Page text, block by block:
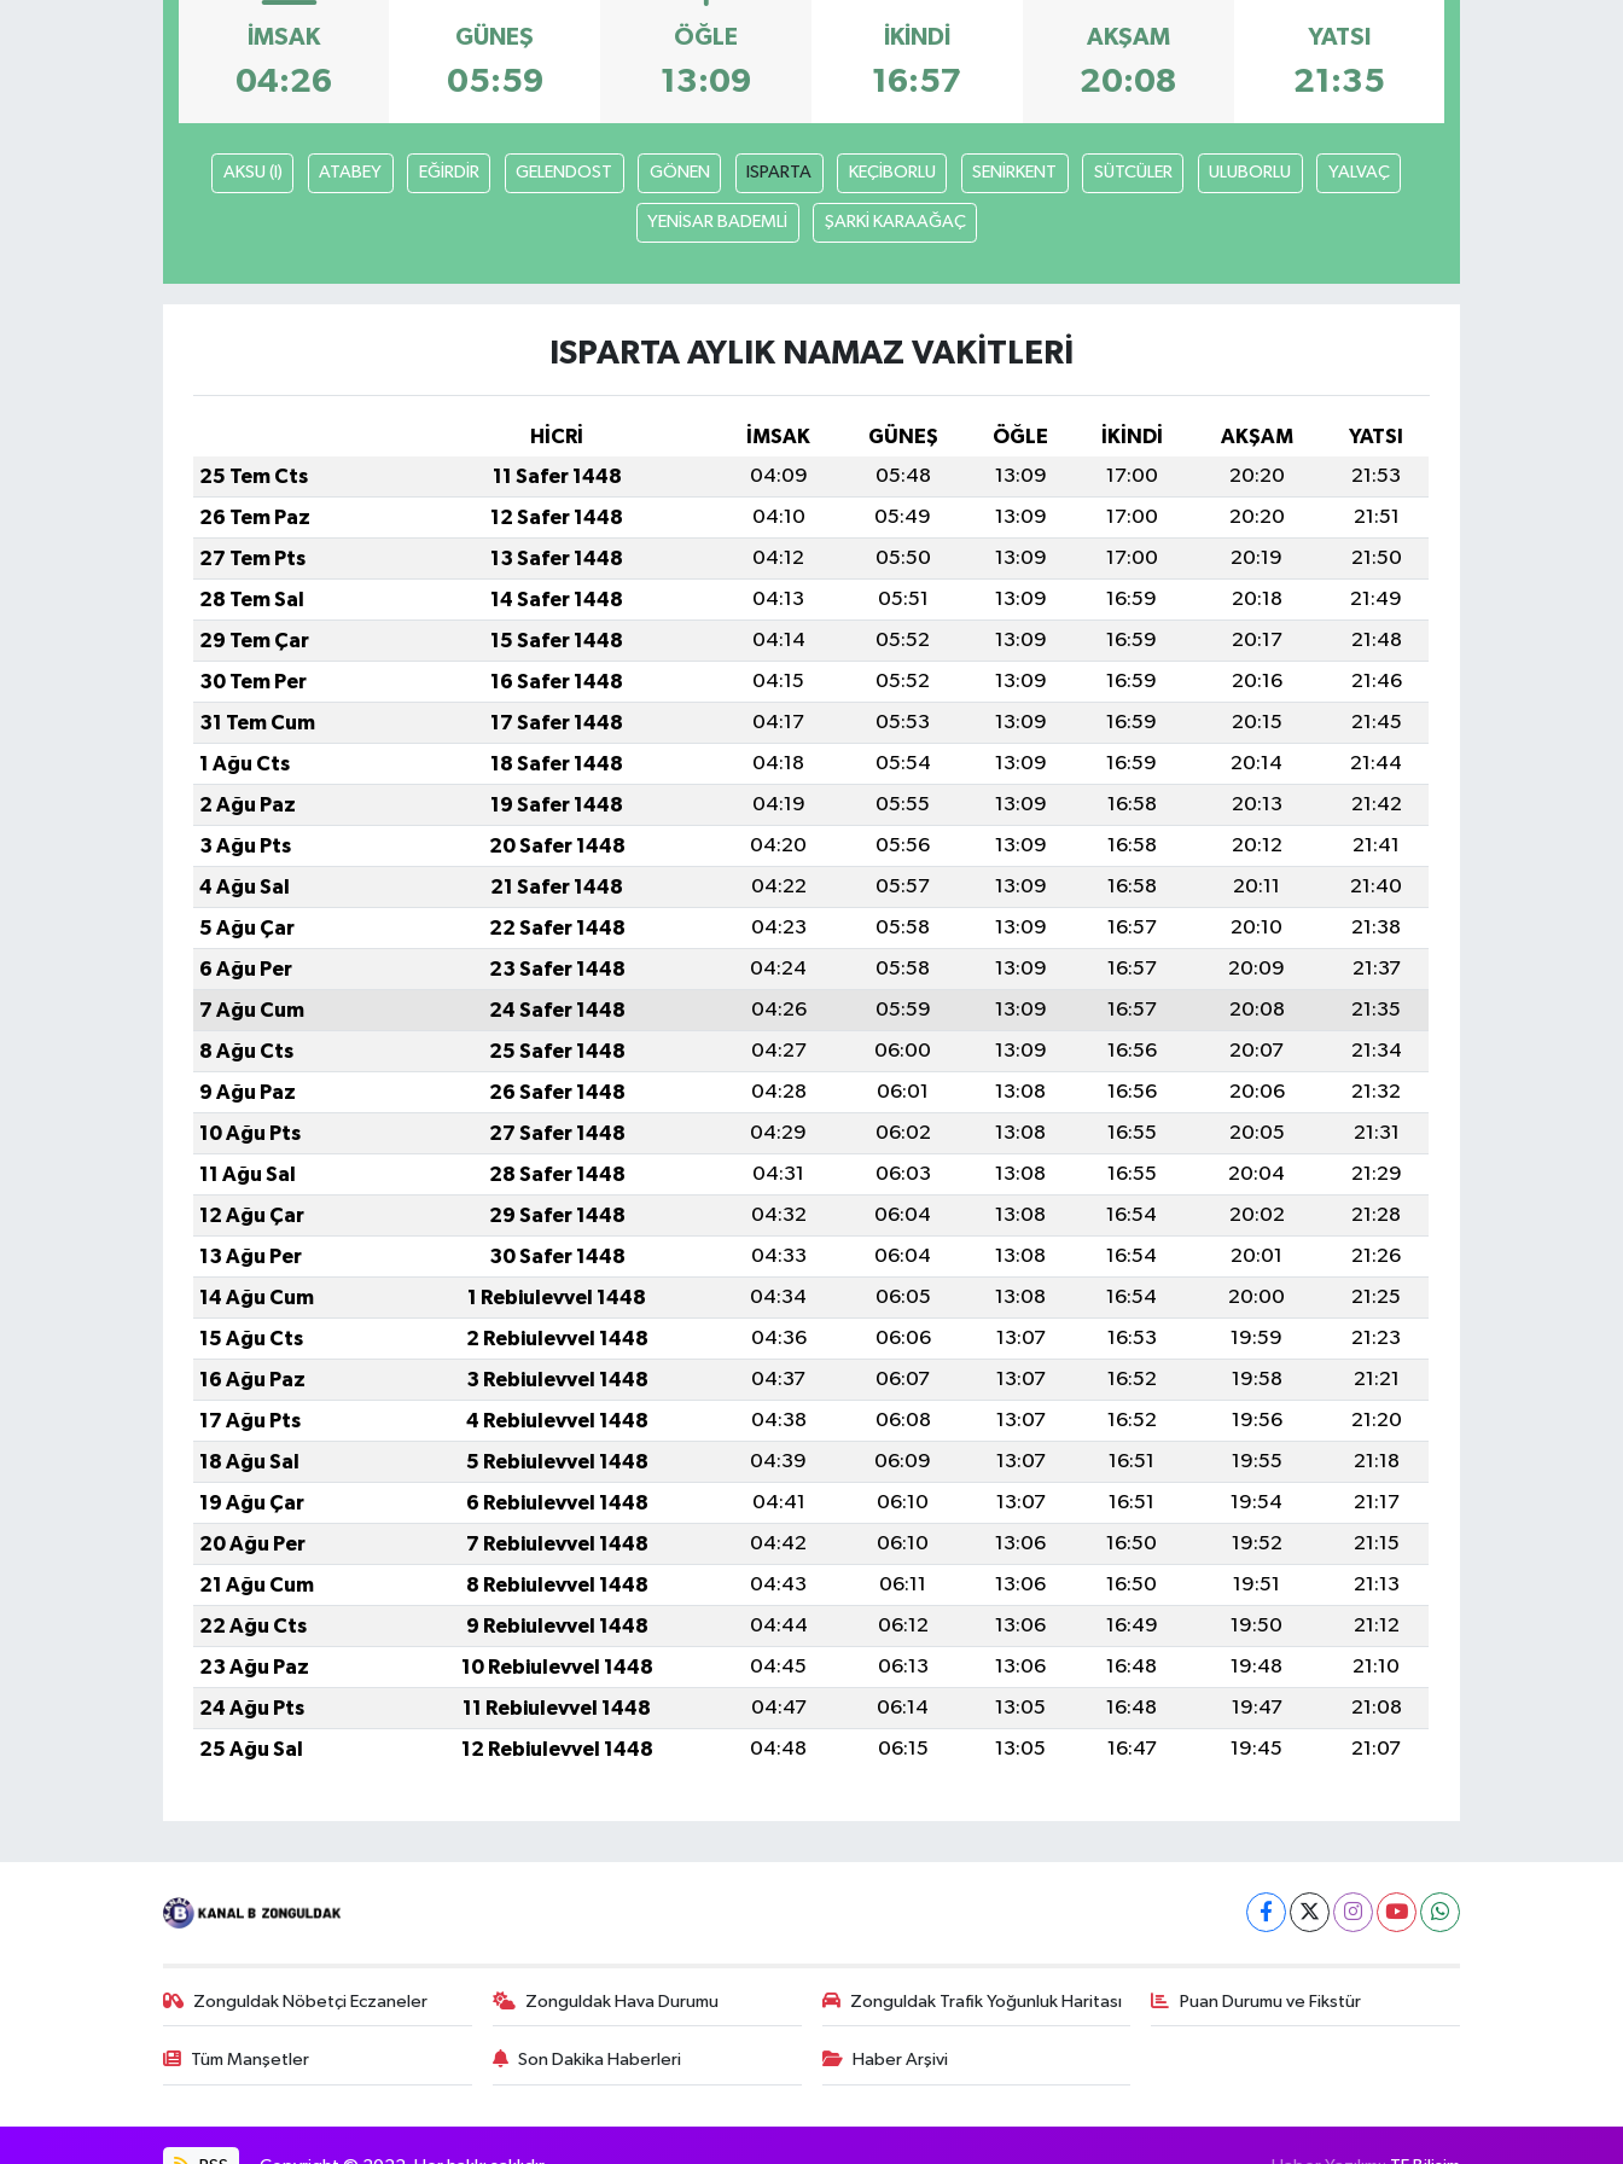
İMSAK
04:26
GÜNEŞ
05:59
ÖĞLE
13:09
İKINDI
16:57
AKŞAM
20:08
YATSI
21:35
AKSU (I) ATABEY EĞİRDİR GELENDOST GÖNEN ISPARTA KEÇİBORLU SENİRKENT SÜTCÜLER ULUBORLU YALVAÇ
YENİSAR BADEMLİ ŞARKİ KARAAĞAÇ
ISPARTA AYLIK NAMAZ VAKITLERI
HİCRİ İMSAK GÜNEŞ ÖĞLE İKINDI AKŞAM
YATSI
25 Tem Cts
11 Safer 1448 04:09 05:48 13:09 17:00 20:20
21:53
26 Tem Paz
12 Safer 1448 04:10 05:49 13:09 17:00 20:20
21:51
27 Tem Pts
13 Safer 1448 04:12 05:50 13:09 17:00 20:19
21:50
28 Tem Sal
14 Safer 1448 04:13 05:51 13:09 16:59 20:18
21:49
29 Tem Çar
15 Safer 1448 04:14 05:52 13:09 16:59 20:17
21:48
30 Tem Per
16 Safer 1448 04:15 05:52 13:09 16:59 20:16
21:46
31 Tem Cum
17 Safer 1448 04:17 05:53 13:09 16:59 20:15
21:45
1 Ağu Cts
18 Safer 1448 04:18 05:54 13:09 16:59 20:14
21:44
2 Ağu Paz
19 Safer 1448 04:19 05:55 13:09 16:58 20:13
21:42
3 Ağu Pts
20 Safer 1448 04:20 05:56 13:09 16:58 20:12
21:41
4 Ağu Sal
21 Safer 1448 04:22 05:57 13:09 16:58 20:11
21:40
5 Ağu Çar
22 Safer 1448 04:23 05:58 13:09 16:57 20:10
21:38
6 Ağu Per
23 Safer 1448 04:24 05:58 13:09 16:57 20:09
21:37
7 Ağu Cum
24 Safer 1448 04:26 05:59 13:09 16:57 20:08
21:35
8 Ağu Cts
25 Safer 1448 04:27 06:00 13:09 16:56 20:07
21:34
9 Ağu Paz
26 Safer 1448 04:28 06:01 13:08 16:56 20:06
21:32
10 Ağu Pts
27 Safer 1448 04:29 06:02 13:08 16:55 20:05
21:31
11 Ağu Sal
28 Safer 1448 04:31 06:03 13:08 16:55 20:04
21:29
12 Ağu Çar
29 Safer 1448 04:32 06:04 13:08 16:54 20:02
21:28
13 Ağu Per
30 Safer 1448 04:33 06:04 13:08 16:54 20:01
21:26
14 Ağu Cum
1 Rebiulevvel 1448 04:34 06:05 13:08 16:54 20:00
21:25
15 Ağu Cts
2 Rebiulevvel 1448 04:36 06:06 13:07 16:53 19:59
21:23
16 Ağu Paz
3 Rebiulevvel 1448 04:37 06:07 13:07 16:52 19:58
21:21
17 Ağu Pts
4 Rebiulevvel 1448 04:38 06:08 13:07 16:52 19:56
21:20
18 Ağu Sal
5 Rebiulevvel 1448 04:39 06:09 13:07 16:51 19:55
21:18
19 Ağu Çar
6 Rebiulevvel 1448 04:41 06:10 13:07 16:51 19:54
21:17
20 Ağu Per
7 Rebiulevvel 1448 04:42 06:10 13:06 16:50 19:52
21:15
21 Ağu Cum
8 Rebiulevvel 1448 04:43 06:11 13:06 16:50 19:51
21:13
22 Ağu Cts
9 Rebiulevvel 1448 04:44 06:12 13:06 16:49 19:50
21:12
23 Ağu Paz
10 Rebiulevvel 1448 04:45 06:13 13:06 16:48 19:48
21:10
24 Ağu Pts
11 Rebiulevvel 1448 04:47 06:14 13:05 16:48 19:47
21:08
25 Ağu Sal
12 Rebiulevvel 1448 04:48 06:15 13:05 16:47 19:45 21:07
Zonguldak Nöbetçi Eczaneler Zonguldak Hava Durumu Zonguldak Trafik Yoğunluk Haritası Puan Durumu ve Fikstür
Tüm Manşetler Son Dakika Haberleri Haber Arşivi